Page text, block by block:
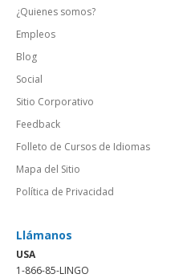
¿Quienes somos?
Empleos
Blog
Social
Sitio Corporativo
Feedback
Folleto de Cursos de Idiomas
Mapa del Sitio
Política de Privacidad
Llámanos
USA
1-866-85-LINGO